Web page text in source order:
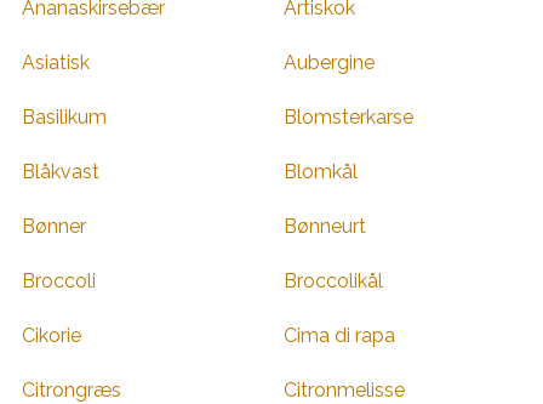
Ananaskirsebær Artiskok
Asiatisk Aubergine
Basilikum Blomsterkarse
Blåkvast Blomkål
Bønner Bønneurt
Broccoli Broccolikål
Cikorie Cima di rapa
Citrongræs Citronmelisse